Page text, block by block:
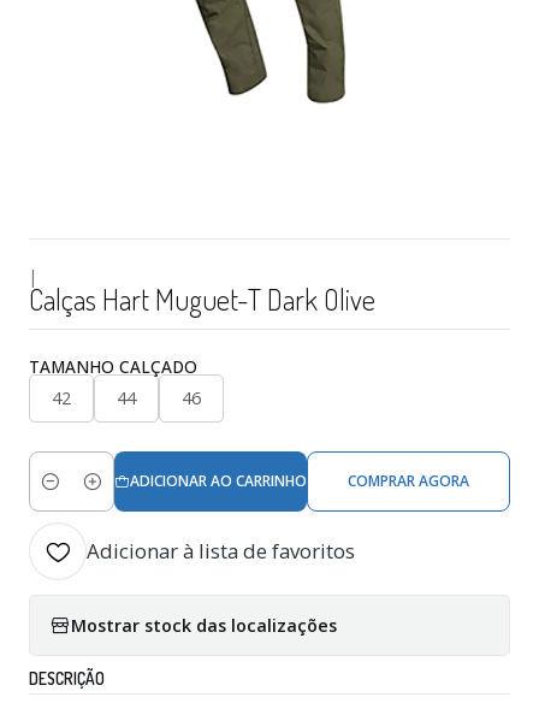
|
Calças Hart Muguet-T Dark Olive
TAMANHO CALÇADO
42
44 46
Quantidade
ADICIONAR AO CARRINHO COMPRAR AGORA
Adicionar à lista de favoritos
Mostrar stock das localizações
DESCRIÇÃO